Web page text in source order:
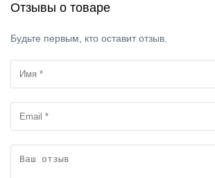
Отзывы о товаре
Будьте первым, кто оставит отзыв.